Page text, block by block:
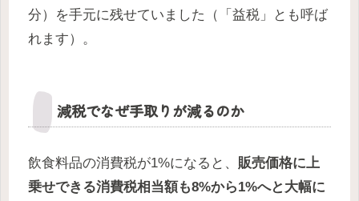
分）を手元に残せていました（「益税」とも呼ば
れます）。
減税でなぜ手取りが減るのか
飲食料品の消費税が1%になると、 販売価格に上
乗せできる消費税相当額も8%から1%へと大幅に